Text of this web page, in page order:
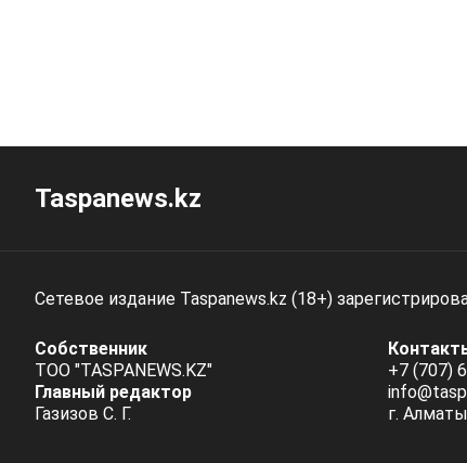
Taspanews.kz
Сетевое издание Taspanews.kz (18+)
Собственник
ТОО "TASPANEWS.KZ"
Главный редактор
Газизов С. Г.
+7 (707)
г.